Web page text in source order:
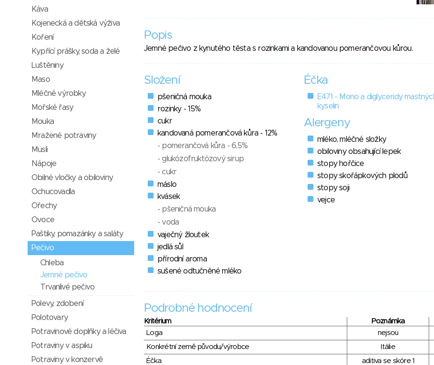
Popis
Jemné pečivo z kynutého těsta s rozinkami a kandovanou pomerančovou kůrou.
Složení
pšeničná mouka
rozinky - 15%
cukr
kandovaná pomerančová kůra - 12%
- pomerančová kůra - 6,5%
- glukózofruktózový sirup
- cukr
máslo
kvásek
- pšeničná mouka
- voda
vaječný žloutek
jedlá sůl
přírodní aroma
sušené odtučněné mléko
Éčka
E471 - Mono a diglyceridy
kyselin
Alergeny
mléko, mléčné složky
obiloviny obsahující lepek
stopy hořčice
stopy skořápkových plodů
stopy soji
vejce
Podrobné hodnocení
Kritérium Poznámka
Loga
nejsou
Konkrétní země původu/výrobce
Itálie
Éčka
aditiva se skóre 1
Káva
Kojenecká a dětská výživa
Koření
Kypřící prášky, soda a želé
Luštěniny
Maso
Mléčné výrobky
Mořské řasy
Mouka
Mražené potraviny
Müsli
Nápoje
Obilné vločky a obiloviny
Ochucovadla
Ořechy
Ovoce
Paštiky, pomazánky a saláty
Pečivo
Chleba
Jemné pečivo
Trvanlivé pečivo
Polevy, zdobení
Polotovary
Potravinové doplňky a léčiva
Potraviny v aspiku
Potraviny v konzervě